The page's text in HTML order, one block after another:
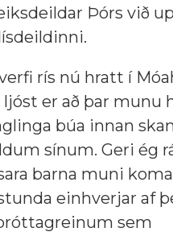
Þórs við
rís nú hratt í
er að þar munu
búa innan
sínum. Geri ég
barna muni
einhverjar af
sem